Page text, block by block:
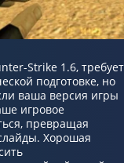
Strike 1.6, требует
подготовке, но
ваша версия игры
игровое
превращая
Хорошая